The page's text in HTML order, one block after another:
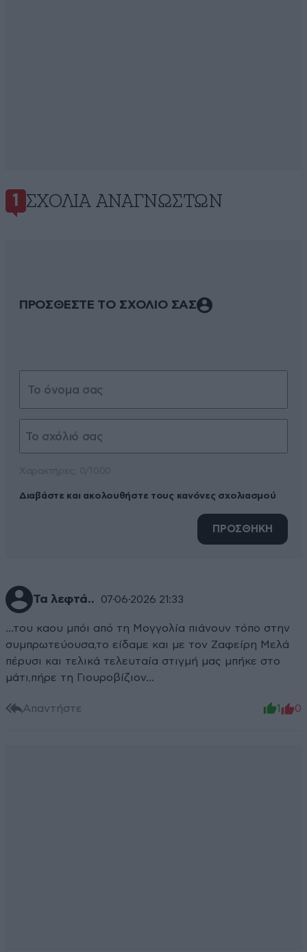
1 ΣΧΌΛΙΑ ΑΝΑΓΝΩΣΤΏΝ
ΠΡΟΣΘΕΣΤΕ ΤΟ ΣΧΟΛΙΟ ΣΑΣ
Διαβάστε και ακολουθήστε τους κανόνες σχολιασμού
ΠΡΟΣΘΗΚΗ
Τα λεφτά.. 07·06·2026 21:33
...του καου μπόι από τη Μογγολία πιάνουν τόπο στην
συμπρωτεύουσα,το είδαμε και με τον Ζαφείρη Μελά
πέρυσι και τελικά τελευταία στιγμή μας μπήκε στο
μάτι,πήρε τη Γιουροβίζιον...
Απαντήστε 1 0